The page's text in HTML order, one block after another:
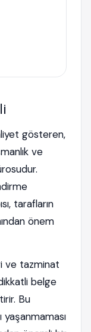
gösteren,
ve
tarafların
önem
ve tazminat
belge
Bu